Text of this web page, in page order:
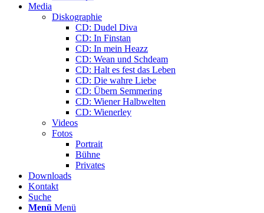
Media
Diskographie
CD: Dudel Diva
CD: In Finstan
CD: In mein Heazz
CD: Wean und Schdeam
CD: Halt es fest das Leben
CD: Die wahre Liebe
CD: Übern Semmering
CD: Wiener Halbwelten
CD: Wienerley
Videos
Fotos
Portrait
Bühne
Privates
Downloads
Kontakt
Suche
Menü Menü